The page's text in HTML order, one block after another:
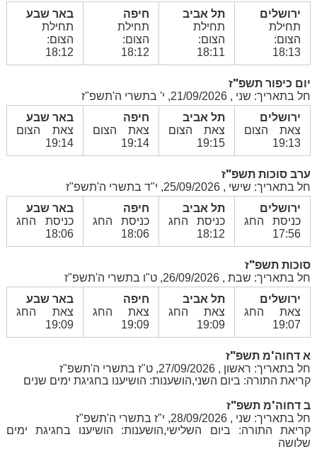
ירושלים
תחילת
הצום:
18:13
תל אביב
תחילת
הצום:
18:11
חיפה
תחילת
הצום:
18:12
באר שבע
תחילת
הצום:
18:12
יום כיפור תשפ"ז
חל בתאריך: שני , 21/09/2026, י' בתשרי ה'תשפ"ז
ירושלים
צאת הצום
19:13
תל אביב
צאת הצום
19:15
חיפה
צאת הצום
19:14
באר שבע
צאת הצום
19:14
ערב סוכות תשפ"ז
חל בתאריך: שישי , 25/09/2026, י"ד בתשרי ה'תשפ"ז
ירושלים
כניסת החג
17:56
תל אביב
כניסת החג
18:12
חיפה
כניסת החג
18:06
באר שבע
כניסת החג
18:06
סוכות תשפ"ז
חל בתאריך: שבת , 26/09/2026, ט"ו בתשרי ה'תשפ"ז
ירושלים
צאת החג
19:07
תל אביב
צאת החג
19:09
חיפה
צאת החג
19:09
באר שבע
צאת החג
19:09
א דחוה'מ תשפ"ז
חל בתאריך: ראשון , 27/09/2026, ט"ז בתשרי ה'תשפ"ז
קריאת התורה: ביום השני,הושענות: הושיענו בחגיגת ימים שנים
ב דחוה'מ תשפ"ז
חל בתאריך: שני , 28/09/2026, י"ז בתשרי ה'תשפ"ז
קריאת התורה: ביום השלישי,הושענות: הושיענו בחגיגת ימים
שלושה